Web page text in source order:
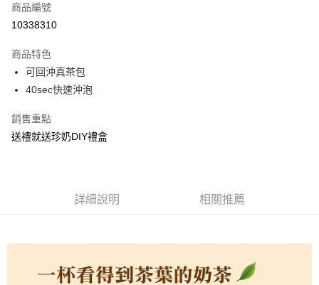
【關於「AFTEE先享後付」】
AFTEE先享後付是「在收到商品之後才付款」的支付方式。 讓您購物簡單
２．便利：只要手機號碼，簡訊認證，即可結帳。
３．安心：先確認商品／服務後，再付款。
【「AFTEE先享後付」結帳流程】
結帳頁面，進行簡訊認證並確認金額後，即可完成結帳。
２．訂單成立數日內，您將收到繳費通知簡訊。
後付繳納相關費用。
１．透過由恩沛科技股份有限公司提供之「AFTEE先享後付」服務完成之交
運送方式
全家取貨付款
每筆NT$60，滿NT$399(含以上)免運費
付款後全家取貨
每筆NT$60，滿NT$399(含以上)免運費
每筆NT$60，滿NT$699(含以上)免運費
商品編號
10338310
商品特色
可回沖真茶包
40sec快速沖泡
銷售重點
送禮就送珍奶DIY禮盒
詳細說明 相關推薦